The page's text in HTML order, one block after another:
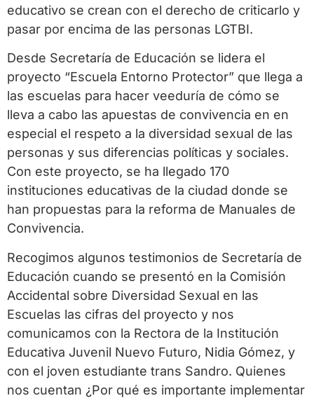
educativo se crean con el derecho de criticarlo y
pasar por encima de las personas LGTBI.
Desde Secretaría de Educación se lidera el
proyecto “Escuela Entorno Protector” que llega a
las escuelas para hacer veeduría de cómo se
lleva a cabo las apuestas de convivencia en en
especial el respeto a la diversidad sexual de las
personas y sus diferencias políticas y sociales.
Con este proyecto, se ha llegado 170
instituciones educativas de la ciudad donde se
han propuestas para la reforma de Manuales de
Convivencia.
Recogimos algunos testimonios de Secretaría de
Educación cuando se presentó en la Comisión
Accidental sobre Diversidad Sexual en las
Escuelas las cifras del proyecto y nos
comunicamos con la Rectora de la Institución
Educativa Juvenil Nuevo Futuro, Nidia Gómez, y
con el joven estudiante trans Sandro. Quienes
nos cuentan ¿Por qué es importante implementar